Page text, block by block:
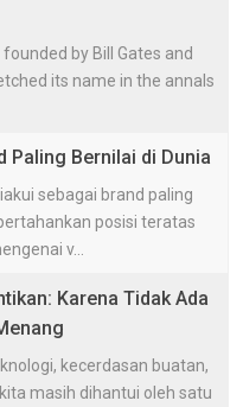
by Bill Gates and
its name in the annals
Paling Bernilai di Dunia
sebagai brand paling
posisi teratas
v...
Karena Tidak Ada
kecerdasan buatan,
masih dihantui oleh satu